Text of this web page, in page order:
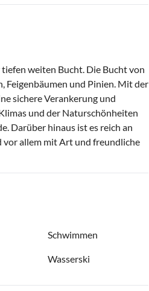
weiten Bucht. Die Bucht von
Feigenbäumen und Pinien. Mit der
sichere Verankerung und
und der Naturschönheiten
Darüber hinaus ist es reich an
allem mit Art und freundliche
Schwimmen
Wasserski